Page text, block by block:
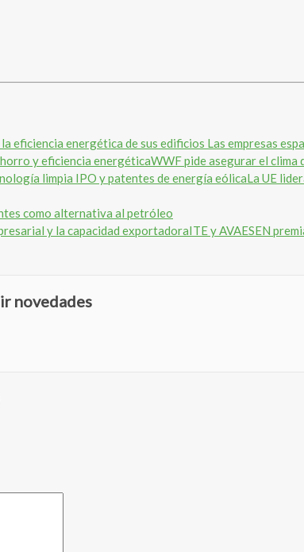
Las empresas
WWF pide asegurar el
La UE
como alternativa al petróleo
ITE y AVAESEN
novedades